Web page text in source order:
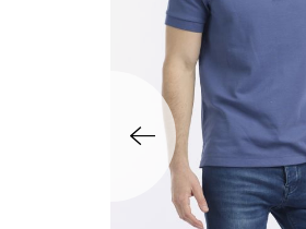
שמאלה